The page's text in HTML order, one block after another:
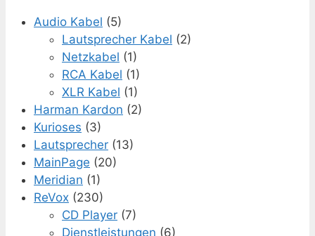
Audio Kabel (5)
Lautsprecher Kabel (2)
Netzkabel (1)
RCA Kabel (1)
XLR Kabel (1)
Harman Kardon (2)
Kurioses (3)
Lautsprecher (13)
MainPage (20)
Meridian (1)
ReVox (230)
CD Player (7)
Dienstleistungen (6)